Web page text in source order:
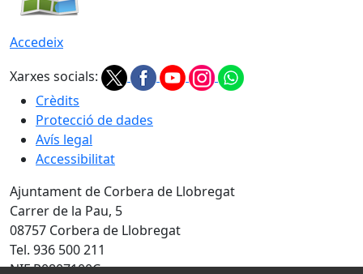
Accedeix
Xarxes socials:
Crèdits
Protecció de dades
Avís legal
Accessibilitat
Ajuntament de Corbera de Llobregat
Carrer de la Pau, 5
08757 Corbera de Llobregat
Tel. 936 500 211
NIF P0807100C